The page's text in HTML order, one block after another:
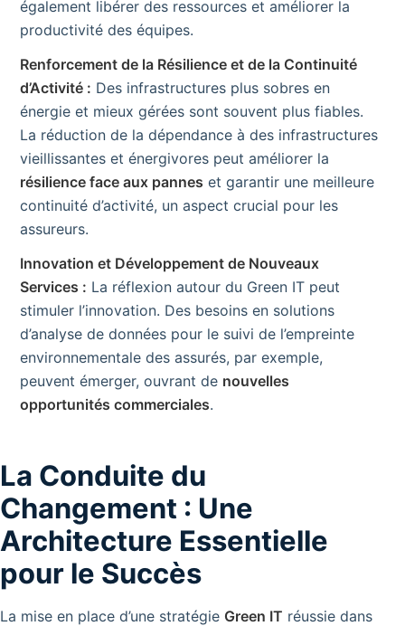
également libérer des ressources et améliorer la
productivité des équipes.
Renforcement de la Résilience et de la Continuité
d’Activité : Des infrastructures plus sobres en
énergie et mieux gérées sont souvent plus fiables.
La réduction de la dépendance à des infrastructures
vieillissantes et énergivores peut améliorer la
résilience face aux pannes et garantir une meilleure
continuité d’activité, un aspect crucial pour les
assureurs.
Innovation et Développement de Nouveaux
Services : La réflexion autour du Green IT peut
stimuler l’innovation. Des besoins en solutions
d’analyse de données pour le suivi de l’empreinte
environnementale des assurés, par exemple,
peuvent émerger, ouvrant de nouvelles
opportunités commerciales.
La Conduite du
Changement : Une
Architecture Essentielle
pour le Succès
La mise en place d’une stratégie Green IT réussie dans